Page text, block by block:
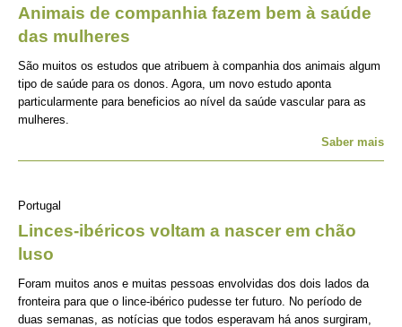
Animais de companhia fazem bem à saúde
das mulheres
São muitos os estudos que atribuem à companhia dos animais algum
tipo de saúde para os donos. Agora, um novo estudo aponta
particularmente para beneficios ao nível da saúde vascular para as
mulheres.
Saber mais
Portugal
Linces-ibéricos voltam a nascer em chão
luso
Foram muitos anos e muitas pessoas envolvidas dos dois lados da
fronteira para que o lince-ibérico pudesse ter futuro. No período de
duas semanas, as notícias que todos esperavam há anos surgiram,